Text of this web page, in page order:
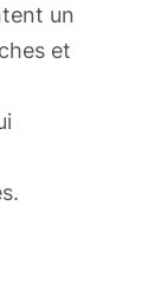
un
et